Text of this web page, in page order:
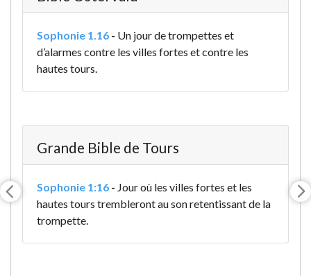
Sophonie 1.16 - Un jour de trompettes et
d’alarmes contre les villes fortes et contre les
hautes tours.
Grande Bible de Tours
Sophonie 1:16 - Jour où les villes fortes et les
hautes tours trembleront au son retentissant de la
trompette.